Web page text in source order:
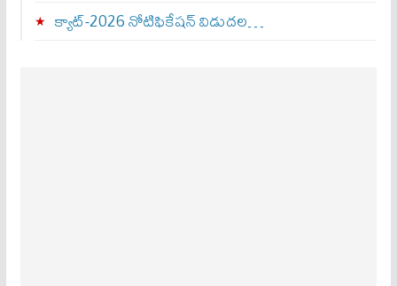
క్యాట్-2026 నోటిఫికేషన్ విడుదల…